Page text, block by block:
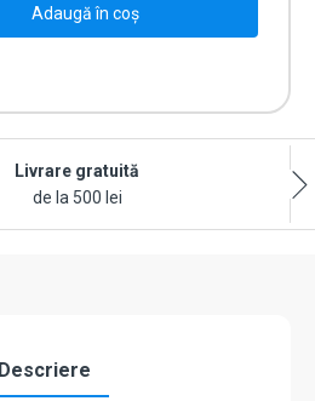
Adaugă în coș
Livrare gratuită
de la 500 lei
Descriere